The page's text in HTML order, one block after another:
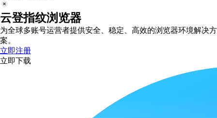
云登指纹浏览器
为全球多账号运营者提供安全、稳定、高效的浏览器环境解决方
案。
立即注册
立即下载